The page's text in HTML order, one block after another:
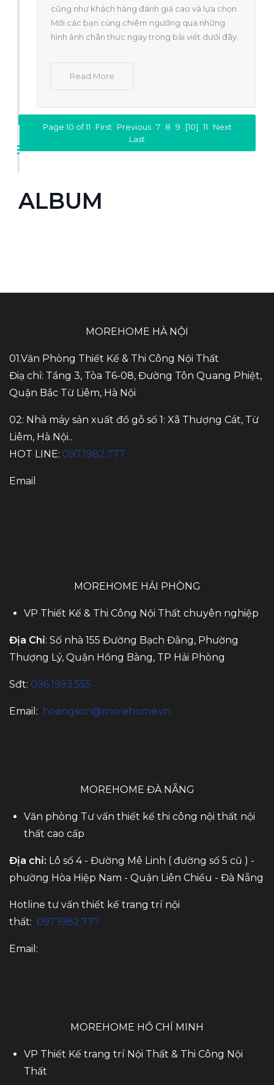
cũng như khách hàng đánh giá cao và lựa chọn.
Mời các bạn cùng chiêm ngưỡng qua những
hình ảnh chân thực ngay trong bài viết dưới đây.
Read More
Page 10 of 11 First Previous 7 8 9 [10] 11
Next
Last
ALBUM
MOREHOME HÀ NỘI
01.Văn Phòng Thiết Kế & Thi Công Nội Thất
Điạ chỉ: Tầng 3, Tòa T6-08, Đường Tôn Quang Phiệt,
Quận Bắc Từ Liêm, Hà Nội
02: Nhà máy sản xuất đồ gỗ số 1: Xã Thượng Cát, Từ
Liêm, Hà Nội..
HOT LINE: 097.1982.777
Email
MOREHOME HẢI PHÒNG
VP Thiết Kế & Thi Công Nội Thất chuyên nghiệp
Địa Chỉ: Số nhà 155 Đường Bạch Đằng, Phường
Thượng Lý, Quận Hồng Bàng, TP Hải Phòng
Sđt: 096.1993.555
Email: hoangson@morehome.vn
MOREHOME ĐÀ NẴNG
Văn phòng Tư vấn thiết kế thi công nội thất nội
thất cao cấp
Địa chỉ: Lô số 4 - Đường Mê Linh ( đường số 5 cũ ) -
phường Hòa Hiệp Nam - Quận Liên Chiểu - Đà Nẵng
Hotline tư vấn thiết kế trang trí nội
thất: 097.1982.777
Email:
MOREHOME HỒ CHÍ MINH
VP Thiết Kế trang trí Nội Thất & Thi Công Nội
Thất